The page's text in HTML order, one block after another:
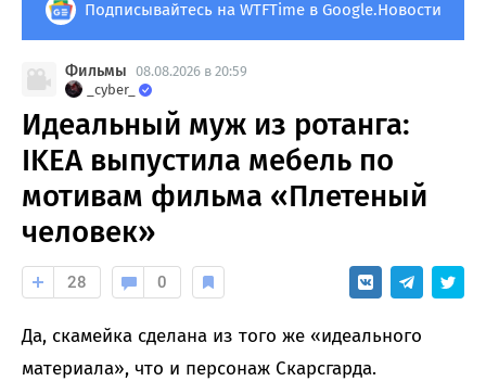
Подписывайтесь на WTFTime в Google.Новости
Фильмы 08.08.2026 в 20:59
_cyber_
Идеальный муж из ротанга:
IKEA выпустила мебель по
мотивам фильма «Плетеный
человек»
28 0
Да, скамейка сделана из того же «идеального
материала», что и персонаж Скарсгарда.